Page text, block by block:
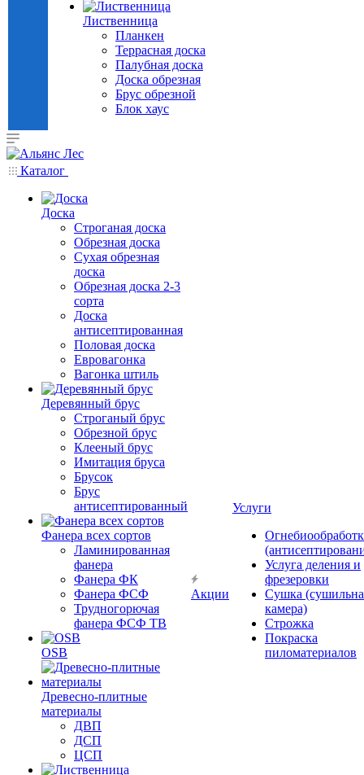
Лиственница
Планкен
Террасная доска
Палубная доска
Доска обрезная
Брус обрезной
Блок хаус
Каталог
Доска
Строганая доска
Обрезная доска
Сухая обрезная
доска
Обрезная доска 2-3
сорта
Доска
антисептированная
Половая доска
Евровагонка
Вагонка штиль
Деревянный брус
Строганый брус
Обрезной брус
Клееный брус
Имитация бруса
Брусок
Брус
антисептированный
Фанера всех сортов
Ламинированная
фанера
Фанера ФК
Фанера ФСФ
Трудногорючая
фанера ФСФ ТВ
OSB
Древесно-плитные
материалы
ДВП
ДСП
ЦСП
Акции
Услуги
Услуга деления и
фрезеровки
Сушка
камера)
Строжка
Покраска
пиломатериалов